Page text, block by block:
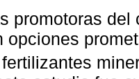
promotoras
opciones